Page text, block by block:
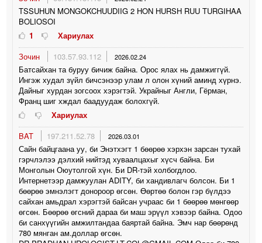
TSSUHUN MONGOKCHUUDIIG 2 HON HURSH RUU TURGIHAA
BOLIOSOI
1
Хариулах
Зочин
103.57.93.112 2026.02.24
Батсайхан та буруу бичиж байна. Орос ялах нь дамжиггүй.
Ингэж худал зүйл бичсэнээр улам л олон хүний аминд хүрнэ.
Дайныг хурдан зогсоох хэрэгтэй. Украйныг Англи, Гёрман,
Франц шиг хждал баадуудаж болохгүй.
Хариулах
BAT
197.211.52.78 2026.03.01
Сайн байцгаана уу, би Энэтхэгт 1 бөөрөө хэрхэн зарсан тухай
гэрчлэлээ дэлхий нийтэд хуваалцахыг хүсч байна. Би
Монголын Оюутолгой хүн. Би DR-тэй холбогдлоо.
Интернетээр дамжуулан ADITY, би хандивлагч болсон. Би 1
бөөрөө эмнэлэгт донороор өгсөн. Өөртөө болон гэр бүлдээ
сайхан амьдрал хэрэгтэй байсан учраас би 1 бөөрөө мөнгөөр
өгсөн. Бөөрөө өгсний дараа би маш эрүүл хэвээр байна. Одоо
би санхүүгийн амжилтандаа баяртай байна. Эмч нар бөөрөнд
780 мянган ам.доллар өгсөн.